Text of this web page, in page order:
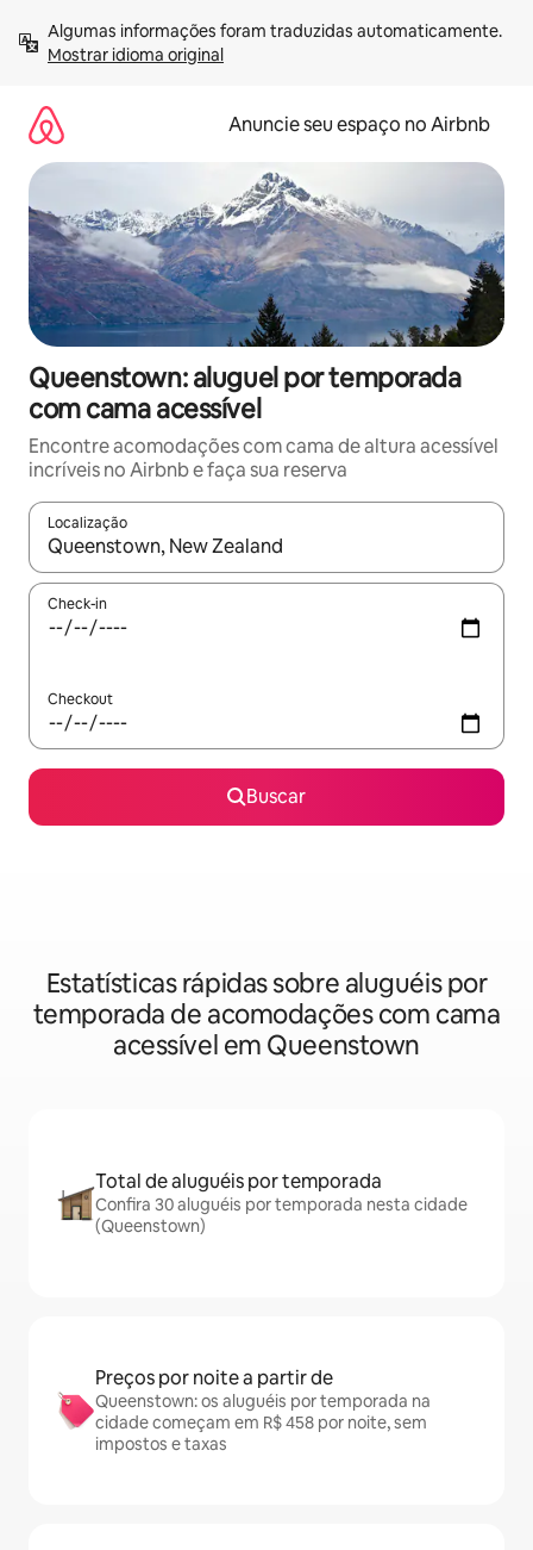
para
Mostrar idioma original
Anuncie seu espaço no Airbnb
Queenstown: aluguel por temporada
com cama acessível
Encontre acomodações com cama de altura acessível
incríveis no Airbnb e faça sua reserva
Localização
Quando os resultados estiverem disponíveis, explore-os
Check-in
Checkout
Buscar
Estatísticas rápidas sobre aluguéis por
temporada de acomodações com cama
acessível em Queenstown
Total de aluguéis por temporada
Confira 30 aluguéis por temporada nesta cidade
(Queenstown)
Preços por noite a partir de
Queenstown: os aluguéis por temporada na
cidade começam em R$ 458 por noite, sem
impostos e taxas